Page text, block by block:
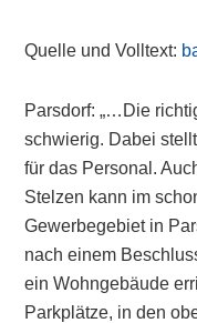
Quelle und Volltext:
Parsdorf: „…Die
schwierig. Dabei
für das Personal.
Stelzen kann im
Gewerbegebiet in
nach einem
ein Wohngebäude
Parkplätze, in den